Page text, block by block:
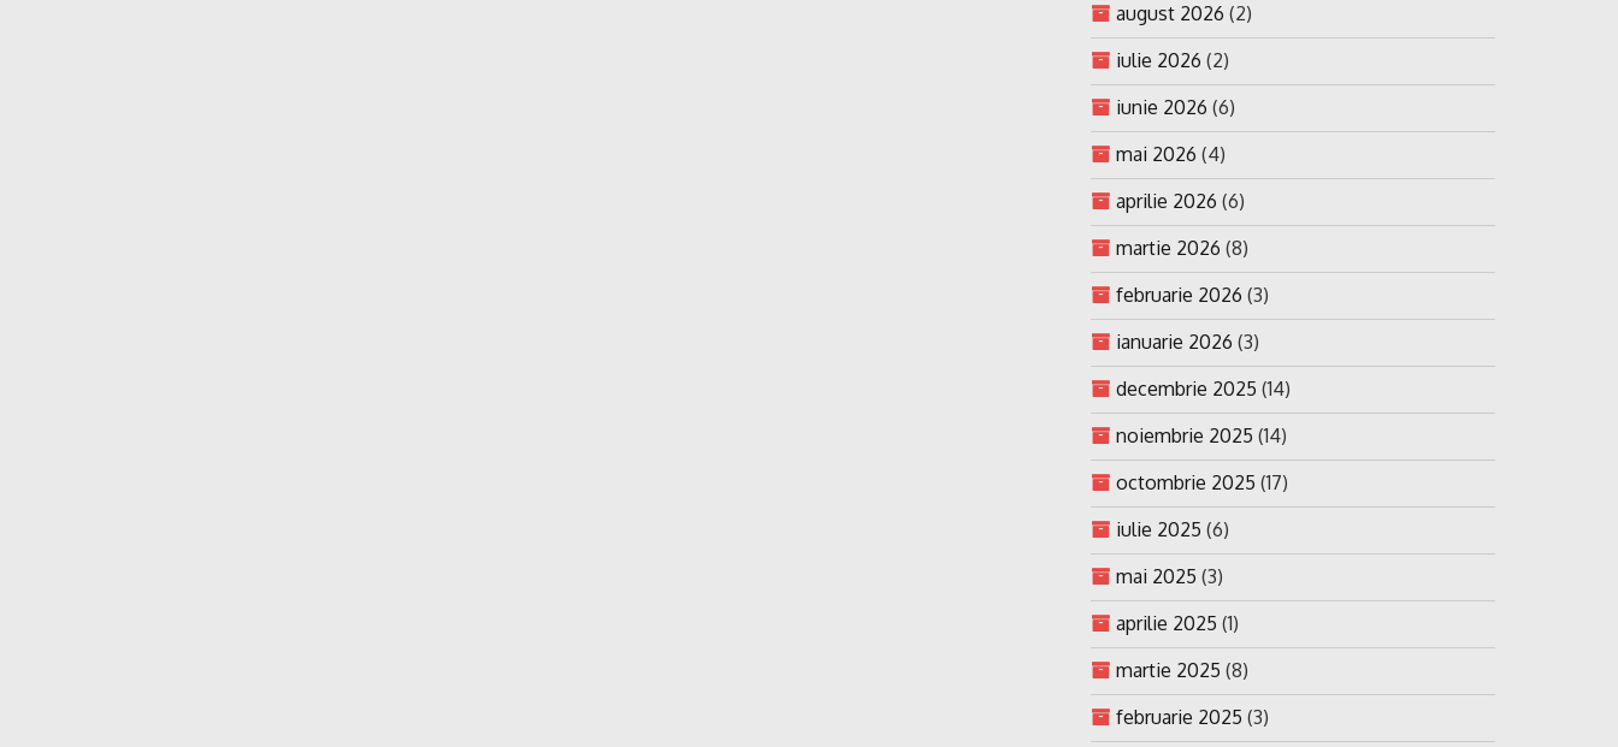
august 2026 (2)
iulie 2026 (2)
iunie 2026 (6)
mai 2026 (4)
aprilie 2026 (6)
martie 2026 (8)
februarie 2026 (3)
ianuarie 2026 (3)
decembrie 2025 (14)
noiembrie 2025 (14)
octombrie 2025 (17)
iulie 2025 (6)
mai 2025 (3)
aprilie 2025 (1)
martie 2025 (8)
februarie 2025 (3)